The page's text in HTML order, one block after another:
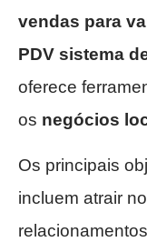
vendas para
PDV sistema
oferece
os negócios
Os principais
incluem atrair